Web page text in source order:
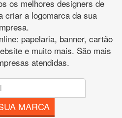
os melhores designers de
criar a logomarca da sua
papelaria, banner, cartão
e muito mais. São mais
atendidas.
MARCA